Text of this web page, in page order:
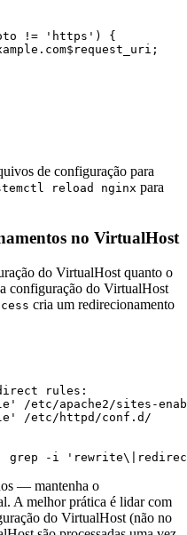
!= 'https') {
de configuração para
reload nginx para
no VirtualHost
do VirtualHost quanto o
configuração do VirtualHost
cria um redirecionamento
rules:
/etc/apache2/sites-
/etc/httpd/conf.d/
| grep -i
— mantenha o
A melhor prática é lidar com
do VirtualHost (não no